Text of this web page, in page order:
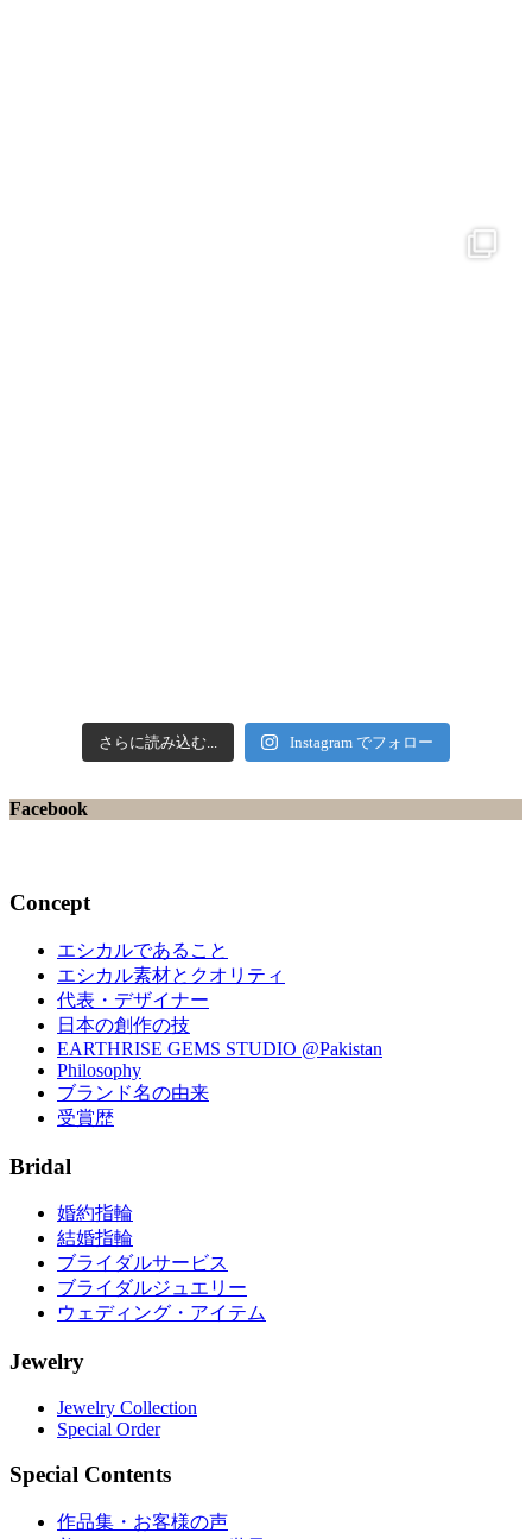
さらに読み込む... Instagram でフォロー
Facebook
Concept
エシカルであること
エシカル素材とクオリティ
代表・デザイナー
日本の創作の技
EARTHRISE GEMS STUDIO @Pakistan
Philosophy
ブランド名の由来
受賞歴
Bridal
婚約指輪
結婚指輪
ブライダルサービス
ブライダルジュエリー
ウェディング・アイテム
Jewelry
Jewelry Collection
Special Order
Special Contents
作品集・お客様の声